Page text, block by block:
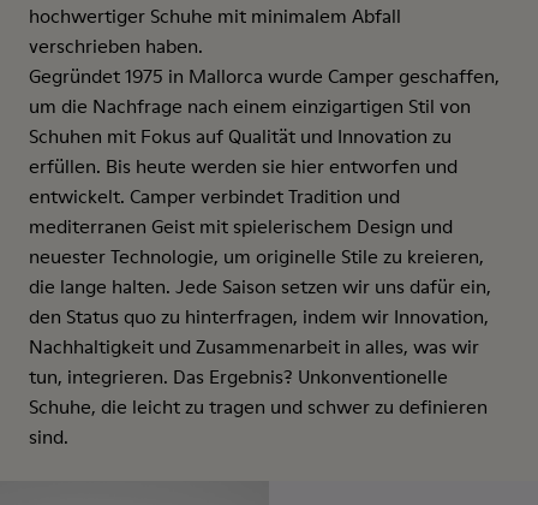
hochwertiger Schuhe mit minimalem Abfall
verschrieben haben.
Gegründet 1975 in Mallorca wurde Camper geschaffen,
um die Nachfrage nach einem einzigartigen Stil von
Schuhen mit Fokus auf Qualität und Innovation zu
erfüllen. Bis heute werden sie hier entworfen und
entwickelt. Camper verbindet Tradition und
mediterranen Geist mit spielerischem Design und
neuester Technologie, um originelle Stile zu kreieren,
die lange halten. Jede Saison setzen wir uns dafür ein,
den Status quo zu hinterfragen, indem wir Innovation,
Nachhaltigkeit und Zusammenarbeit in alles, was wir
tun, integrieren. Das Ergebnis? Unkonventionelle
Schuhe, die leicht zu tragen und schwer zu definieren
sind.